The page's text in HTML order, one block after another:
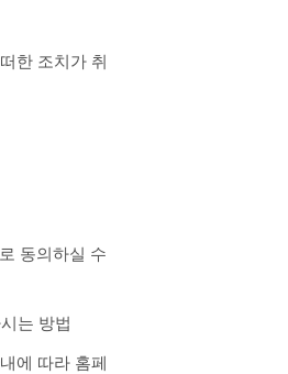
한 조치가 취
는 방법
에 따라 홈페